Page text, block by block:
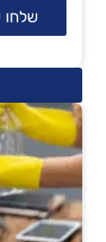
שלחו